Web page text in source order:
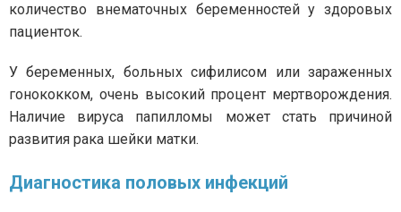
количество внематочных беременностей у здоровых
пациенток.
У беременных, больных сифилисом или зараженных
гонококком, очень высокий процент мертворождения.
Наличие вируса папилломы может стать причиной
развития рака шейки матки.
Диагностика половых инфекций